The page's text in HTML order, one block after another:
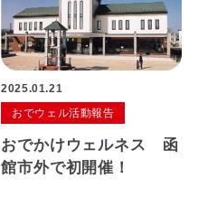
2025.01.21
おでウェル活動報告
おでかけウェルネス 函
館市外で初開催！